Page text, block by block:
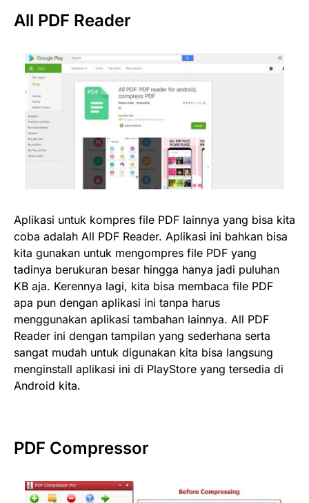
All PDF Reader
Aplikasi untuk kompres file PDF lainnya yang bisa kita
coba adalah All PDF Reader. Aplikasi ini bahkan bisa
kita gunakan untuk mengompres file PDF yang
tadinya berukuran besar hingga hanya jadi puluhan
KB aja. Kerennya lagi, kita bisa membaca file PDF
apa pun dengan aplikasi ini tanpa harus
menggunakan aplikasi tambahan lainnya. All PDF
Reader ini dengan tampilan yang sederhana serta
sangat mudah untuk digunakan kita bisa langsung
menginstall aplikasi ini di PlayStore yang tersedia di
Android kita.
PDF Compressor